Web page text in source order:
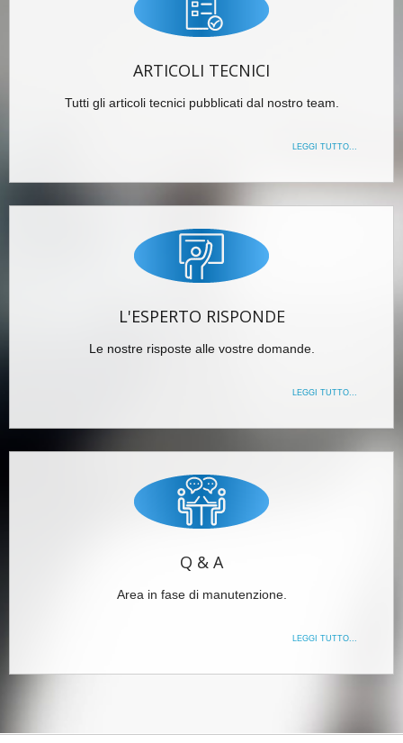
ARTICOLI TECNICI
Tutti gli articoli tecnici pubblicati dal nostro team.
LEGGI TUTTO...
L'ESPERTO RISPONDE
Le nostre risposte alle vostre domande.
LEGGI TUTTO...
Q & A
Area in fase di manutenzione.
LEGGI TUTTO...